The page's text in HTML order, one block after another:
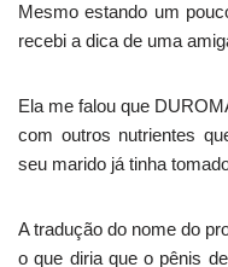
Mesmo estando um
recebi a dica de uma
Ela me falou que
com outros nutrientes
seu marido já tinha
A tradução do nome do
o que diria que o pênis